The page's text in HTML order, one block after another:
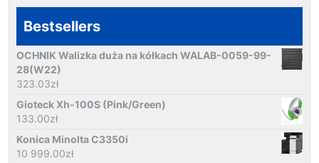
Bestsellers
OCHNIK Walizka duża na kółkach WALAB-0059-99-
28(W22)
323.03zł
Gioteck Xh-100S (Pink/Green)
133.00zł
Konica Minolta C3350i
10 999.00zł